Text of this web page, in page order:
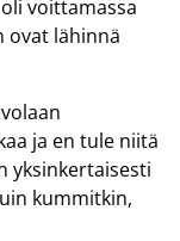
voittamassa
ovat lähinnä
ja en tule niitä
yksinkertaisesti
kummitkin,